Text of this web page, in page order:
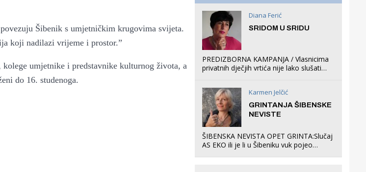
Šibenik s umjetničkim krugovima svijeta.
koji nadilazi vrijeme i prostor.”
umjetnike i predstavnike kulturnog života, a
do 16. studenoga.
Diana Ferić
SRIDOM U SRIDU
PREDIZBORNA KAMPANJA / Vlasnicima
privatnih dječjih vrtića nije lako slušati
što oni rade u Šibeniku ne postoji
Karmen Jelčić
GRINTANJA ŠIBENSKE
NEVISTE
ŠIBENSKA NEVISTA OPET GRINTA:Slučaj
AS EKO ili je li u Šibeniku vuk pojeo